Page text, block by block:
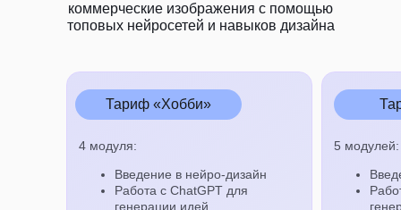
коммерческие изображения с помощью
топовых нейросетей и навыков дизайна
5 модулей:
4 модуля:
Введение в нейро-дизайн
Работа с ChatGPT для
генерации идей
Тариф «Хобби»